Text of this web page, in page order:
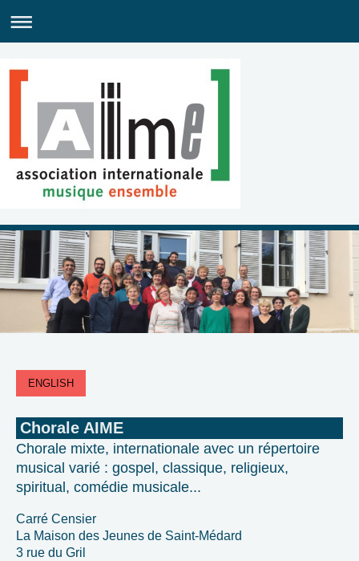
ENGLISH
Chorale AIME
Chorale mixte, internationale avec un répertoire
musical varié : gospel, classique, religieux,
spiritual, comédie musicale...
Carré Censier
La Maison des Jeunes de Saint-Médard
3 rue du Gril